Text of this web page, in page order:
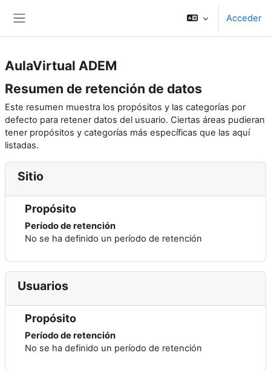
Acceder
AulaVirtual ADEM
Resumen de retención de datos
Este resumen muestra los propósitos y las categorías por
defecto para retener datos del usuario. Ciertas áreas pudieran
tener propósitos y categorías más específicas que las aquí
listadas.
Sitio
Propósito
Período de retención
No se ha definido un período de retención
Usuarios
Propósito
Período de retención
No se ha definido un período de retención